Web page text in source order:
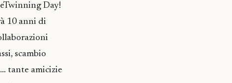
Day!
10 anni di
scambio
tante amicizie